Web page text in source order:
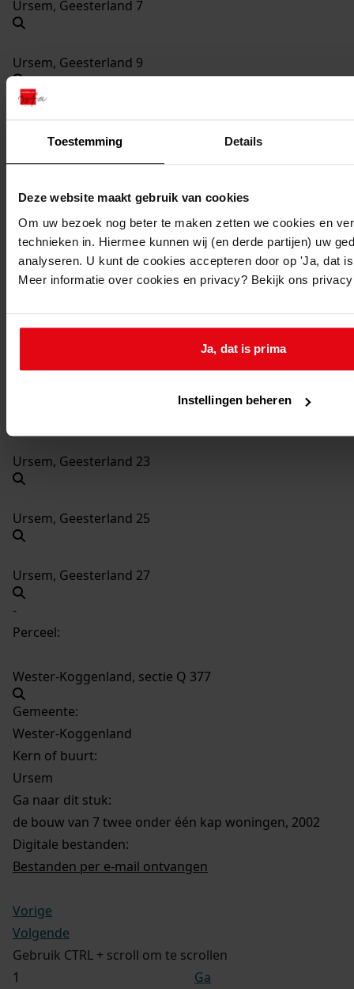
Toestemming Details
Deze website maakt gebruik van cookies
Om uw bezoek nog beter te maken zetten we cookies en
technieken in. Hiermee kunnen wij (en derde partijen) uw
analyseren. U kunt de cookies accepteren door op 'Ja, dat
Meer informatie over cookies en privacy? Bekijk ons
Ja, dat is prima
Instellingen beheren
Ursem, Geesterland 7
Ursem, Geesterland 9
Ursem, Geesterland 11
Ursem, Geesterland 15
Ursem, Geesterland 17
Ursem, Geesterland 23
Ursem, Geesterland 25
Ursem, Geesterland 27
-
Perceel:
Wester-Koggenland, sectie Q 377
Gemeente:
Wester-Koggenland
Kern of buurt:
Ursem
Ga naar dit stuk:
de bouw van 7 twee onder één kap woningen, 2002
Digitale bestanden:
Bestanden per e-mail ontvangen
Vorige
Volgende
Gebruik CTRL + scroll om te scrollen
Ga